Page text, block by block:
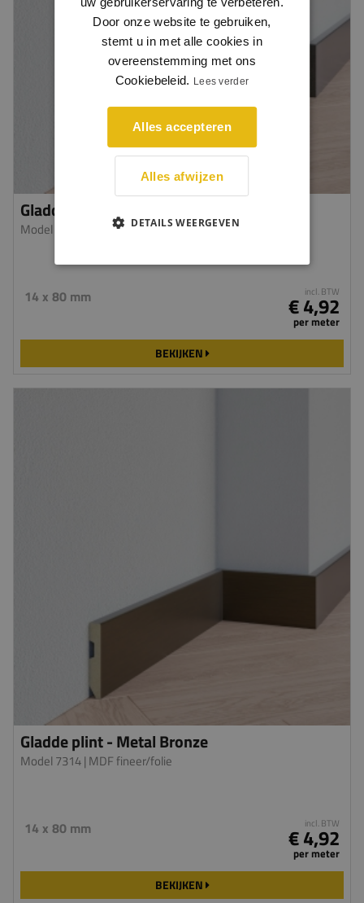
Gladde plint - Metal Steel
Model 7313 | MDF fineer/folie
14 x 80 mm incl. BTW
€ 4,92
per meter
BEKIJKEN
Gladde plint - Metal Bronze
Model 7314| MDF fineer/folie
14 x 80 mm incl. BTW
€ 4,92
per meter
BEKIJKEN
Door onze website te gebruiken,
stemt u in met alle cookies in
overeenstemming met ons
Cookiebeleid. Lees verder
Alles accepteren
Alles afwijzen
DETAILS WEERGEVEN